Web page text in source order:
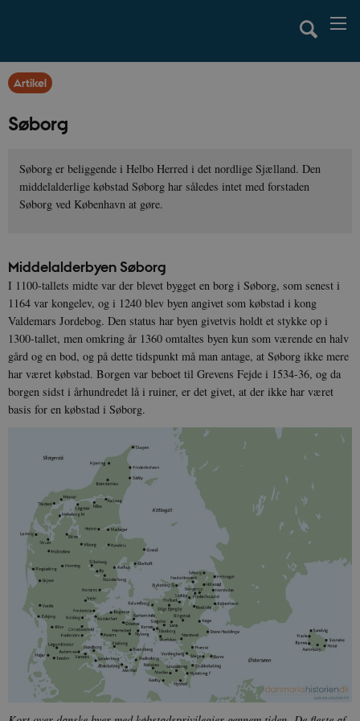
Artikel
Søborg
Søborg er beliggende i Helbo Herred i det nordlige Sjælland. Den
middelalderlige købstad Søborg har således intet med forstaden
Søborg ved København at gøre.
Middelalderbyen Søborg
I 1100-tallets midte var der blevet bygget en borg i Søborg, som senest i
1164 var kongelev, og i 1240 blev byen angivet som købstad i kong
Valdemars Jordebog. Den status har byen givetvis holdt et stykke op i
1300-tallet, men omkring år 1360 omtaltes byen kun som værende en halv
gård og en bod, og på dette tidspunkt må man antage, at Søborg ikke mere
har været købstad. Borgen var beboet til Grevens Fejde i 1534-36, og da
borgen sidst i århundredet lå i ruiner, er det givet, at der ikke har været
basis for en købstad i Søborg.